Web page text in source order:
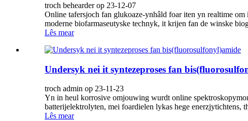
troch behearder op 23-12-07
Online tafersjoch fan glukoaze-ynhâld foar iten yn realtime
moderne biofarmaseutyske technyk, it krijen fan de winske
Lês mear
Undersyk nei it syntezeproses fan
troch admin op 23-11-23
Yn in heul korrosive omjouwing wurdt online
batterijelektrolyten, mei foardielen lykas hege enerzjytichtens,
Lês mear